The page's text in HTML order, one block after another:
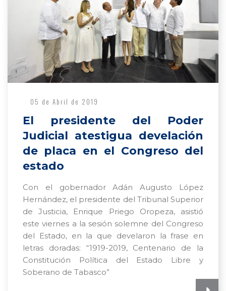
05 de Abril de 2019
El presidente del Poder
Judicial atestigua develación
de placa en el Congreso del
estado
Con el gobernador Adán Augusto López
Hernández, el presidente del Tribunal Superior
de Justicia, Enrique Priego Oropeza, asistió
este viernes a la sesión solemne del Congreso
del Estado, en la que develaron la frase en
letras doradas: “1919-2019, Centenario de la
Constitución Política del Estado Libre y
Soberano de Tabasco”